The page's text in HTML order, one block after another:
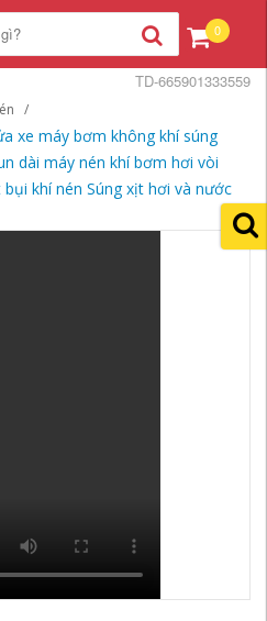
0
xe máy bơm không khí súng
dài máy nén khí bơm hơi vòi
khí nén Súng xịt hơi và nước
TD-665901333559